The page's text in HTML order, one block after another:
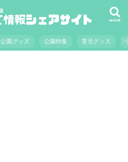
search
公園グッズ 公園特集 育児グッズ